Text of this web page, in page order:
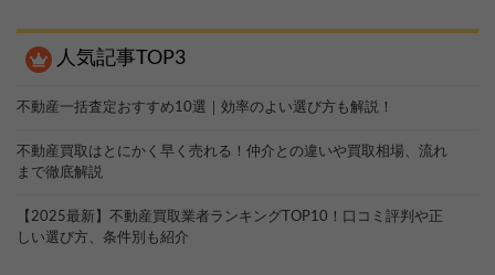
人気記事TOP3
不動産一括査定おすすめ10選｜効率のよい選び方も解説！
不動産買取はとにかく早く売れる！仲介との違いや買取相場、流れ
まで徹底解説
【2025最新】不動産買取業者ランキングTOP10！口コミ評判や正
しい選び方、条件別も紹介